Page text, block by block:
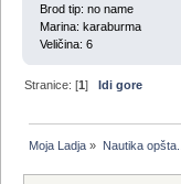
Brod tip: no name
Marina: karaburma
Veličina: 6
Stranice: [1]Idi gore
Moja Ladja » Nautika opšta...